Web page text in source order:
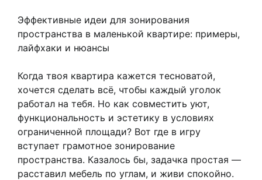
Эффективные идеи для зонирования
пространства в маленькой квартире: примеры,
лайфхаки и нюансы
Когда твоя квартира кажется тесноватой,
хочется сделать всё, чтобы каждый уголок
работал на тебя. Но как совместить уют,
функциональность и эстетику в условиях
ограниченной площади? Вот где в игру
вступает грамотное зонирование
пространства. Казалось бы, задачка простая —
расставил мебель по углам, и живи спокойно.